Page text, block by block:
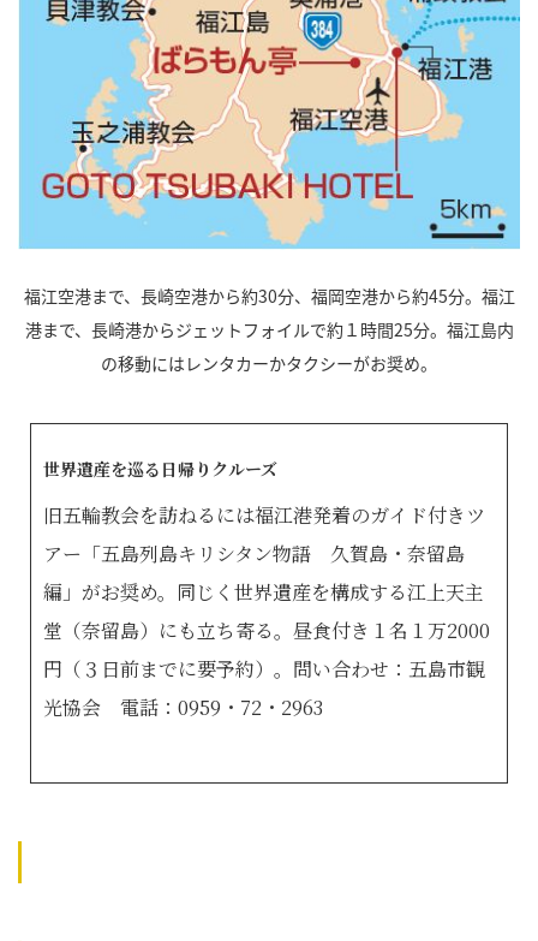
福江空港まで、長崎空港から約30分、福岡空港から約45分。福江
港まで、長崎港からジェットフォイルで約１時間25分。福江島内
の移動にはレンタカーかタクシーがお奨め。
世界遺産を巡る日帰りクルーズ
旧五輪教会を訪ねるには福江港発着のガイド付きツ
アー「五島列島キリシタン物語 久賀島・奈留島
編」がお奨め。同じく世界遺産を構成する江上天主
堂（奈留島）にも立ち寄る。昼食付き１名１万2000
円（３日前までに要予約）。問い合わせ：五島市観
光協会 電話：0959・72・2963